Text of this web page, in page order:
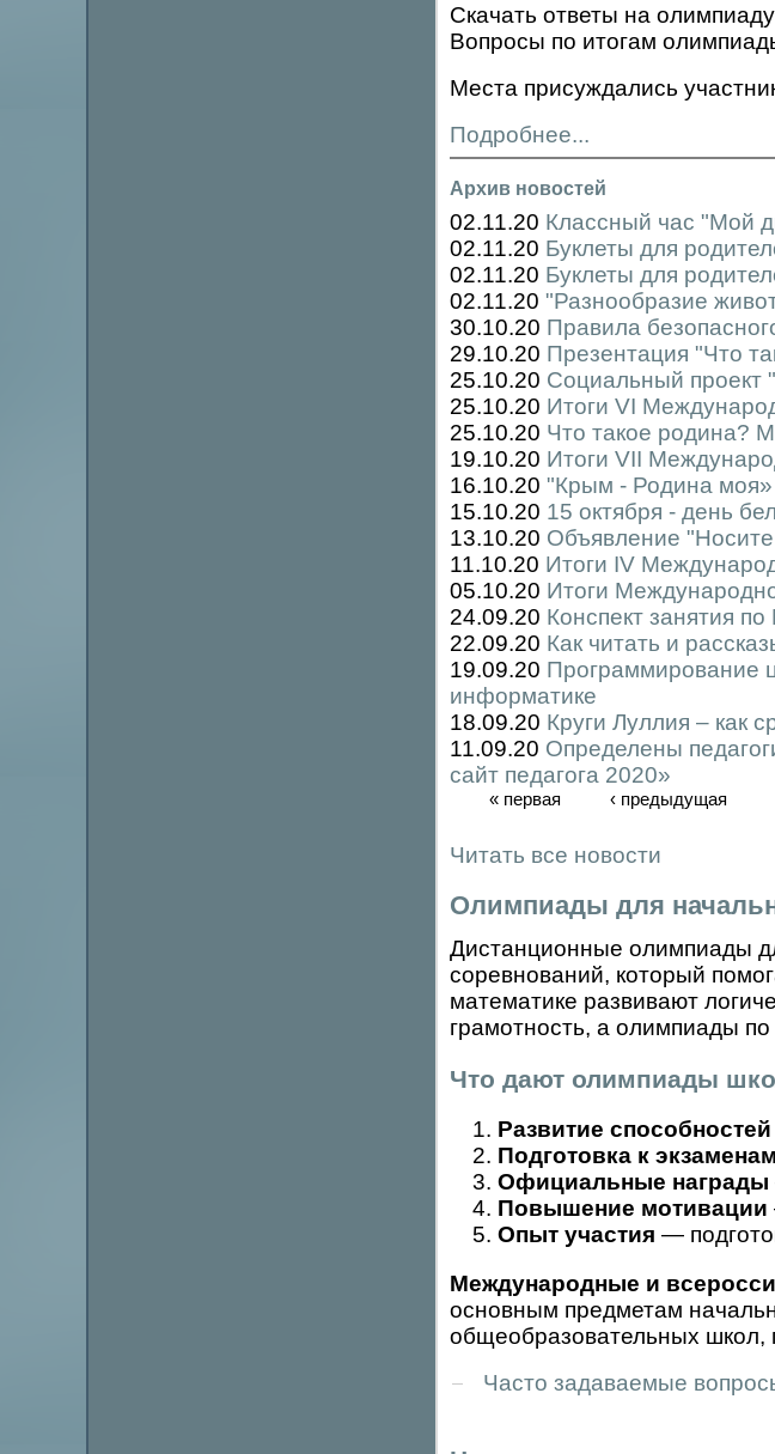
Скачать ответы на
Вопросы по итогам
Места присуждались
Подробнее...
Архив новостей
02.11.20 Классный час "Мой
02.11.20 Буклеты для
02.11.20 Буклеты для
02.11.20 "Разнообразие
30.10.20 Правила
29.10.20 Презентация "Что
25.10.20 Социальный проект
25.10.20 Итоги VI
25.10.20 Что такое родина?
19.10.20 Итоги VII
16.10.20 "Крым - Родина моя»
15.10.20 15 октября - день
13.10.20 Объявление
11.10.20 Итоги IV
05.10.20 Итоги
24.09.20 Конспект занятия
22.09.20 Как читать и
19.09.20 Программирование
информатике
18.09.20 Круги Луллия – как
11.09.20 Определены
сайт педагога 2020»
« первая ‹ предыдущая
Читать все новости
Олимпиады для
Дистанционные олимпиады
соревнований, который
математике развивают
грамотность, а олимпиады
Что дают олимпиады
Развитие способностей
Подготовка к экзаменам
Официальные награды
Повышение мотивации
Опыт участия —
Международные и
основным предметам
общеобразовательных школ,
Часто задаваемые